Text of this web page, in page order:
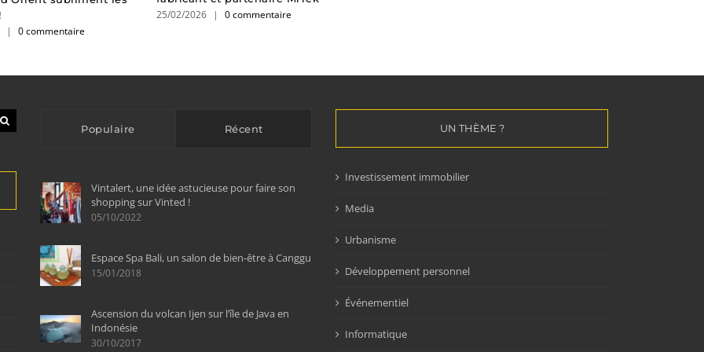
| 0 commentaire
25/02/2026 | 0 commentaire
Populaire Récent
Vintalert, une idée astucieuse pour faire son
shopping sur Vinted !
05/10/2022
Espace Spa Bali, un salon de bien-être à Canggu
15/01/2018
Ascension du volcan Ijen sur l’île de Java en
Indonésie
30/10/2017
UN THÈME ?
Investissement immobilier
Media
Urbanisme
Développement personnel
Événementiel
Informatique